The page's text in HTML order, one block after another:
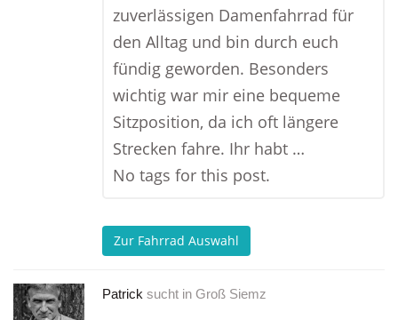
zuverlässigen Damenfahrrad für
den Alltag und bin durch euch
fündig geworden. Besonders
wichtig war mir eine bequeme
Sitzposition, da ich oft längere
Strecken fahre. Ihr habt …
No tags for this post.
Zur Fahrrad Auswahl
Patrick sucht in Groß Siemz